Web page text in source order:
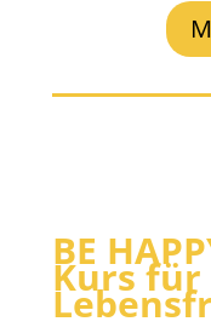
BE
Kurs für